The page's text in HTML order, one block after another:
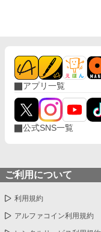
アプリ一覧
公式SNS一覧
ご利用について
利用規約
アルファコイン利用規約